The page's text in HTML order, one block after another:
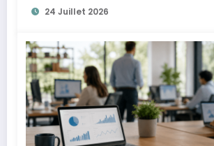
24 Juillet 2026